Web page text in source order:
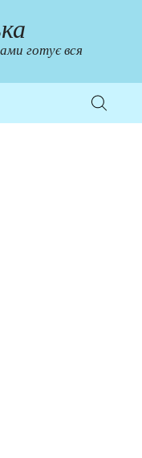
готує вся